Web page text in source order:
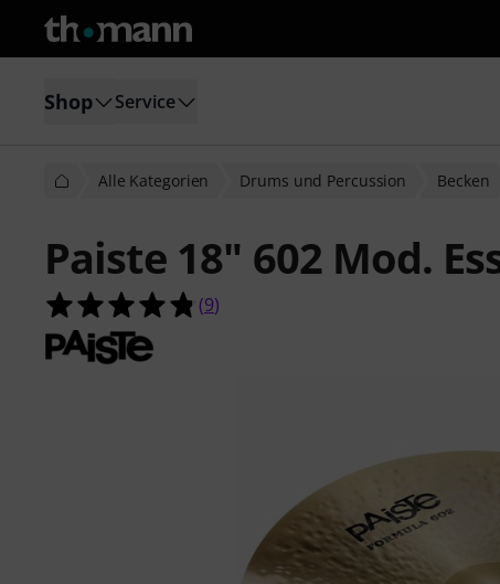
Shop Service
Alle Kategorien Drums und Percussion Becken
Paiste 18" 602 Mod.
4.8 von 5 Sternen aus 9
(9)